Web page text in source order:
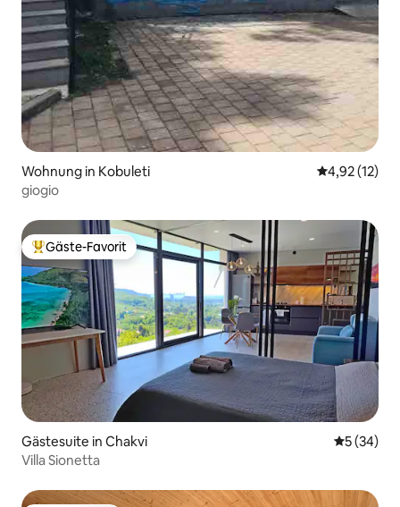
Wohnung in Kobuleti
4,92 (12)
giogio
Beliebter Gäste-Favorit.
Gäste-Favorit
Gästesuite in Chakvi
5 (34)
Villa Sionetta